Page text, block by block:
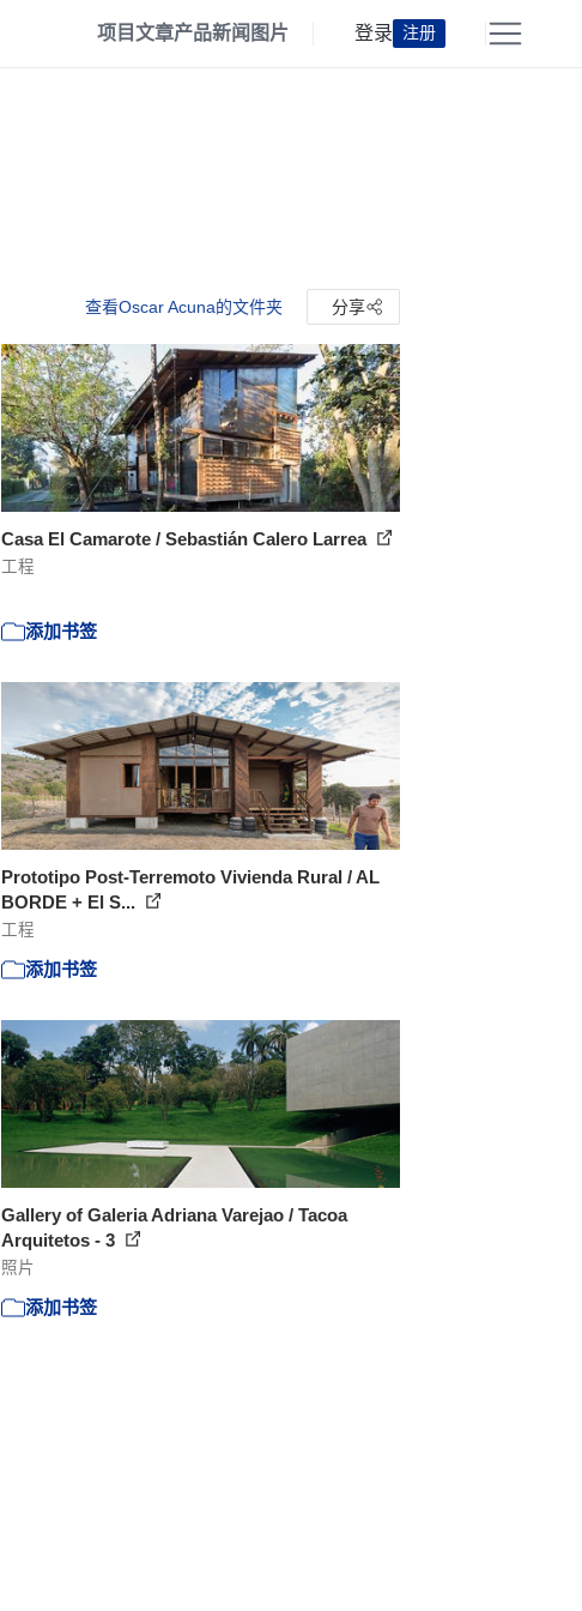
项目文章产品新闻 图片 登录 注册
查看Oscar Acuna的文件夹 分享
Casa El Camarote / Sebastián Calero Larrea
工程
添加书签
Prototipo Post-Terremoto Vivienda Rural / AL
BORDE + El S...
工程
添加书签
Gallery of Galeria Adriana Varejao / Tacoa
Arquitetos - 3
照片
添加书签